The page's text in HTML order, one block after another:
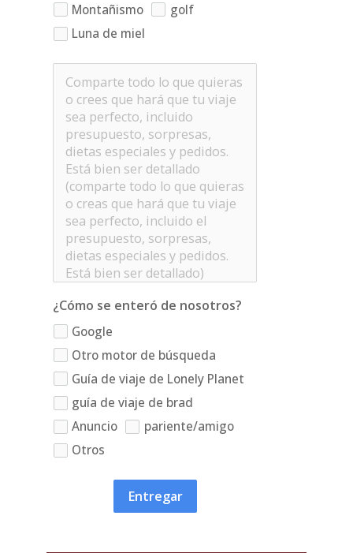
Montañismo
golf
Luna de miel
¿Cómo se enteró de nosotros?
Google
Otro motor de búsqueda
Guía de viaje de Lonely Planet
guía de viaje de brad
Anuncio
pariente/amigo
Otros
Entregar